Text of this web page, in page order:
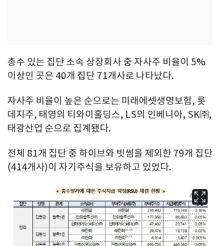
총수 있는 집단 소속 상장회사 중 자사주 비율이 5%
이상인 곳은 40개 집단 71개사로 나타났다.
자사주 비율이 높은 순으로는 미래에셋생명보험, 롯
데지주, 태영의 티와이홀딩스, LS의 인베니아, SK㈜,
태광산업 순으로 집계됐다.
전체 81개 집단 중 하이브와 빗썸을 제외한 79개 집단
(414개사)이 자기주식을 보유하고 있었다.